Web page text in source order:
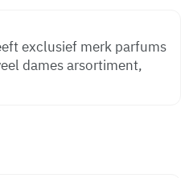
exclusief merk parfums
dames arsortiment,